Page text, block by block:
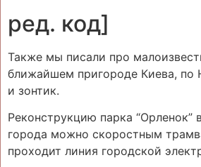
ред. код]
Также мы писали про
ближайшем пригороде Киева, по
и зонтик.
Реконструкцию парка
города можно скоростным
проходит линия городской